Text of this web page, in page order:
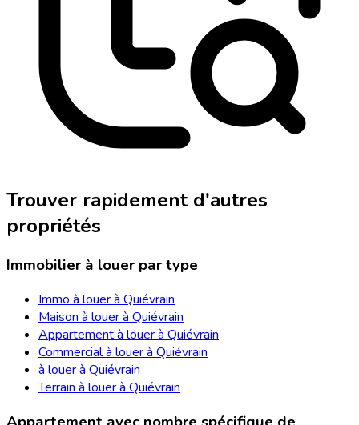
Trouver rapidement d'autres
propriétés
Immobilier à louer par type
Immo à louer à Quiévrain
Maison à louer à Quiévrain
Appartement à louer à Quiévrain
Commercial à louer à Quiévrain
à louer à Quiévrain
Terrain à louer à Quiévrain